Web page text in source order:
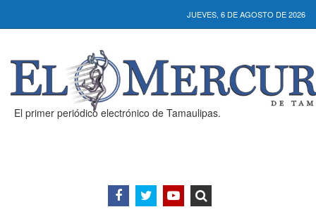
JUEVES, 6 DE AGOSTO DE 2026
El primer periódico electrónico de Tamaulipas.